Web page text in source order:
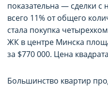
показательна — сделки с
всего 11% от общего
стала покупка
ЖК в центре Минска
за $770 000. Цена
Большинство квартир